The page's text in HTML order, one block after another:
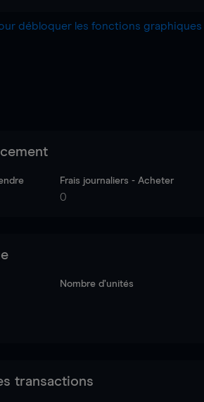
débloquer les fonctions graphiques
Frais journaliers - Acheter
0
Nombre d’unités
transactions